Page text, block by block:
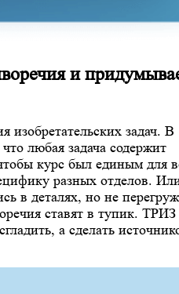
и
задач. В
любая задача содержит
курс был единым для
разных отделов.
в деталях, но не
ставят в тупик. ТРИЗ
а сделать